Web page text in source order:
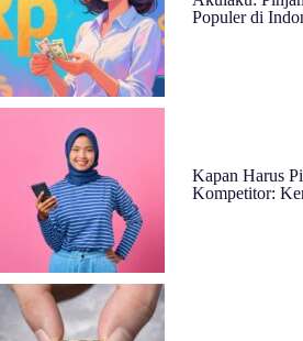
Populer di
Kapan Harus
Kompetitor: